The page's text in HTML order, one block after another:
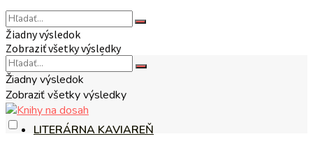
NA TÉMU
LITERÁRNA KAVIAREŇ
Žiadny výsledok
Zobraziť všetky výsledky
Žiadny výsledok
Zobraziť všetky výsledky